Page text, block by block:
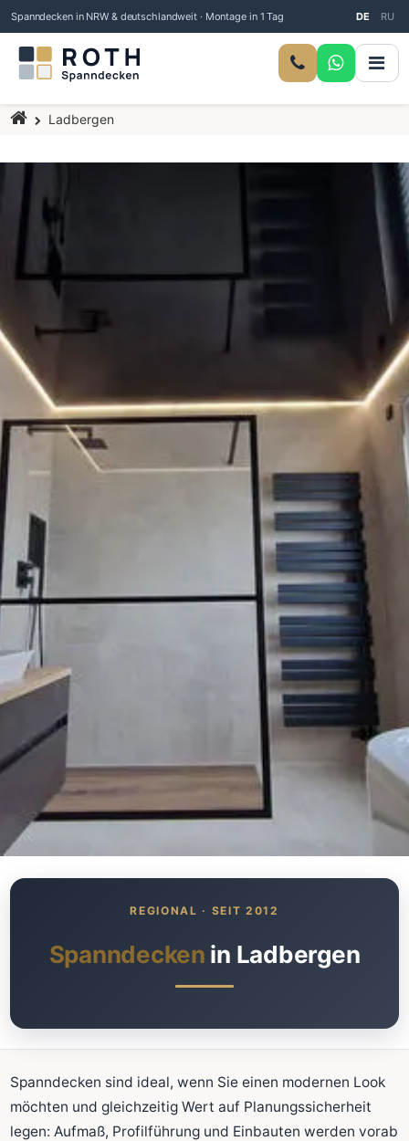
Spanndecken in NRW & deutschlandweit · Montage in 1 Tag DE RU
Startseite
Ladbergen
Was kostet meine neue
Spanndecke?
Schnellrechner
FLÄCHE (M²)
Spanndecken in Ladbergen
Spanndecken sind ideal, wenn Sie einen modernen Look
möchten und gleichzeitig Wert auf Planungssicherheit
legen: Aufmaß, Profilführung und Einbauten werden vorab